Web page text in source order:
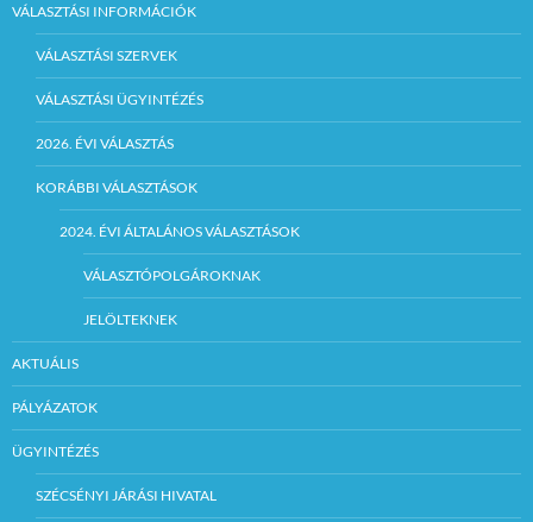
VÁLASZTÁSI INFORMÁCIÓK
VÁLASZTÁSI SZERVEK
VÁLASZTÁSI ÜGYINTÉZÉS
2026. ÉVI VÁLASZTÁS
KORÁBBI VÁLASZTÁSOK
2024. ÉVI ÁLTALÁNOS VÁLASZTÁSOK
VÁLASZTÓPOLGÁROKNAK
JELÖLTEKNEK
AKTUÁLIS
PÁLYÁZATOK
ÜGYINTÉZÉS
SZÉCSÉNYI JÁRÁSI HIVATAL